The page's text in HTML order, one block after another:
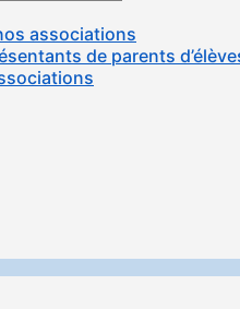
associations
de parents